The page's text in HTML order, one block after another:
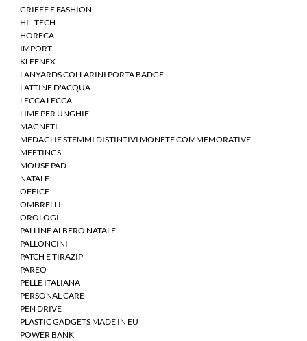
GRIFFE E FASHION
HI - TECH
HORECA
IMPORT
KLEENEX
LANYARDS COLLARINI PORTA BADGE
LATTINE D'ACQUA
LECCA LECCA
LIME PER UNGHIE
MAGNETI
MEDAGLIE STEMMI DISTINTIVI MONETE COMMEMORATIVE
MEETINGS
MOUSE PAD
NATALE
OFFICE
OMBRELLI
OROLOGI
PALLINE ALBERO NATALE
PALLONCINI
PATCH E TIRAZIP
PAREO
PELLE ITALIANA
PERSONAL CARE
PEN DRIVE
PLASTIC GADGETS MADE IN EU
POWER BANK